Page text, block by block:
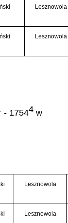
Lesznowola
Lesznowola
- 17544 w
Lesznowola
Lesznowola